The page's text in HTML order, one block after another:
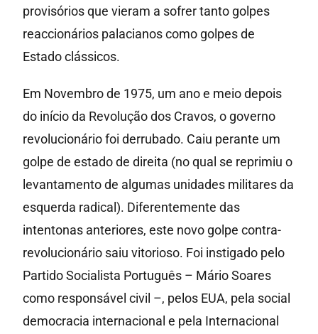
provisórios que vieram a sofrer tanto golpes
reaccionários palacianos como golpes de
Estado clássicos.
Em Novembro de 1975, um ano e meio depois
do início da Revolução dos Cravos, o governo
revolucionário foi derrubado. Caiu perante um
golpe de estado de direita (no qual se reprimiu o
levantamento de algumas unidades militares da
esquerda radical). Diferentemente das
intentonas anteriores, este novo golpe contra-
revolucionário saiu vitorioso. Foi instigado pelo
Partido Socialista Português – Mário Soares
como responsável civil –, pelos EUA, pela social
democracia internacional e pela Internacional